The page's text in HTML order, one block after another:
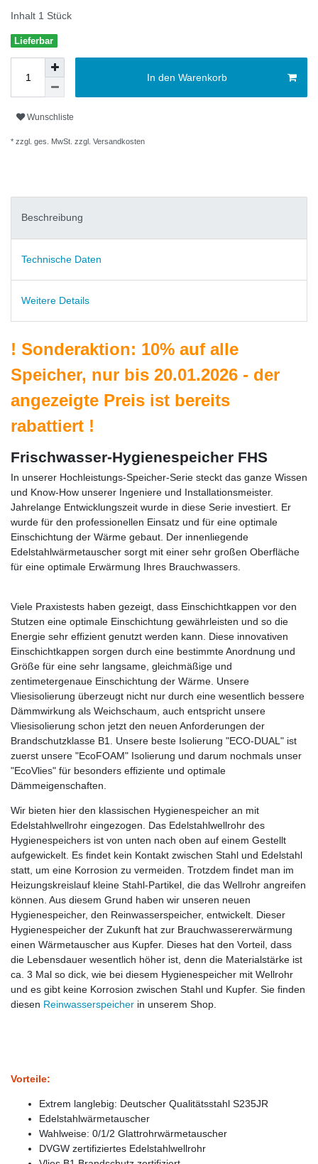
Inhalt 1 Stück
Lieferbar
In den Warenkorb
Wunschliste
* zzgl. ges. MwSt. zzgl. Versandkosten
Beschreibung
Technische Daten
Weitere Details
! Sonderaktion: 10% auf alle
Speicher, nur bis 20.01.2026 - der
angezeigte Preis ist bereits
rabattiert !
Frischwasser-Hygienespeicher FHS
In unserer Hochleistungs-Speicher-Serie steckt das ganze Wissen
und Know-How unserer Ingeniere und Installationsmeister.
Jahrelange Entwicklungszeit wurde in diese Serie investiert. Er
wurde für den professionellen Einsatz und für eine optimale
Einschichtung der Wärme gebaut. Der innenliegende
Edelstahlwärmetauscher sorgt mit einer sehr großen Oberfläche
für eine optimale Erwärmung Ihres Brauchwassers.
Viele Praxistests haben gezeigt, dass Einschichtkappen vor den
Stutzen eine optimale Einschichtung gewährleisten und so die
Energie sehr effizient genutzt werden kann. Diese innovativen
Einschichtkappen sorgen durch eine bestimmte Anordnung und
Größe für eine sehr langsame, gleichmäßige und
zentimetergenaue Einschichtung der Wärme. Unsere
Vliesisolierung überzeugt nicht nur durch eine wesentlich bessere
Dämmwirkung als Weichschaum, auch entspricht unsere
Vliesisolierung schon jetzt den neuen Anforderungen der
Brandschutzklasse B1. Unsere beste Isolierung "ECO-DUAL" ist
zuerst unsere "EcoFOAM" Isolierung und darum nochmals unser
"EcoVlies" für besonders effiziente und optimale
Dämmeigenschaften.
Wir bieten hier den klassischen Hygienespeicher an mit
Edelstahlwellrohr eingezogen. Das Edelstahlwellrohr des
Hygienespeichers ist von unten nach oben auf einem Gestellt
aufgewickelt. Es findet kein Kontakt zwischen Stahl und Edelstahl
statt, um eine Korrosion zu vermeiden. Trotzdem findet man im
Heizungskreislauf kleine Stahl-Partikel, die das Wellrohr angreifen
können. Aus diesem Grund haben wir unseren neuen
Hygienespeicher, den Reinwasserspeicher, entwickelt. Dieser
Hygienespeicher der Zukunft hat zur Brauchwassererwärmung
einen Wärmetauscher aus Kupfer. Dieses hat den Vorteil, dass
die Lebensdauer wesentlich höher ist, denn die Materialstärke ist
ca. 3 Mal so dick, wie bei diesem Hygienespeicher mit Wellrohr
und es gibt keine Korrosion zwischen Stahl und Kupfer. Sie finden
diesen Reinwasserspeicher in unserem Shop.
Vorteile:
Extrem langlebig: Deutscher Qualitätsstahl S235JR
Edelstahlwärmetauscher
Wahlweise: 0/1/2 Glattrohrwärmetauscher
DVGW zertifiziertes Edelstahlwellrohr